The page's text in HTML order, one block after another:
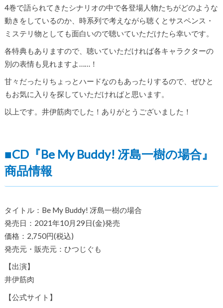
4巻で語られてきたシナリオの中で各登場人物たちがどのような
動きをしているのか、時系列で考えながら聴くとサスペンス・
ミステリ物としても面白いので聴いていただけたら幸いです。
各特典もありますので、聴いていただければ各キャラクターの
別の表情も見れますよ……！
甘々だったりちょっとハードなのもあったりするので、ぜひと
もお気に入りを探していただければと思います。
以上です。井伊筋肉でした！ありがとうございました！
■CD『Be My Buddy! 冴島一樹の場合』
商品情報
タイトル：Be My Buddy! 冴島一樹の場合
発売日：2021年10月29日(金)発売
価格：2,750円(税込)
発売元・販売元：ひつじぐも
【出演】
井伊筋肉
【公式サイト】